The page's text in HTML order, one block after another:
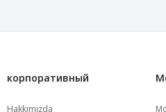
корпоративный
Hakkımızda